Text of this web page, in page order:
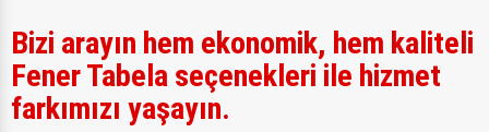
Bizi arayın hem ekonomik, hem kaliteli
Fener Tabela seçenekleri ile hizmet
farkımızı yaşayın.